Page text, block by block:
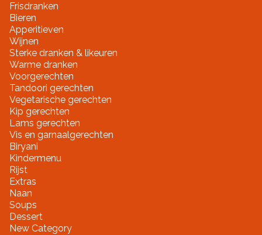
Frisdranken
Bieren
Apperitieven
Wijnen
Sterke dranken & likeuren
Warme dranken
Voorgerechten
Tandoori gerechten
Vegetarische gerechten
Kip gerechten
Lams gerechten
Vis en garnaalgerechten
Biryani
Kindermenu
Rijst
Extras
Naan
Soups
Dessert
New Category